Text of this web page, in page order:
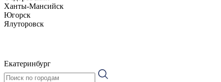
Ханты-Мансийск
Югорск
Ялуторовск
Екатеринбург